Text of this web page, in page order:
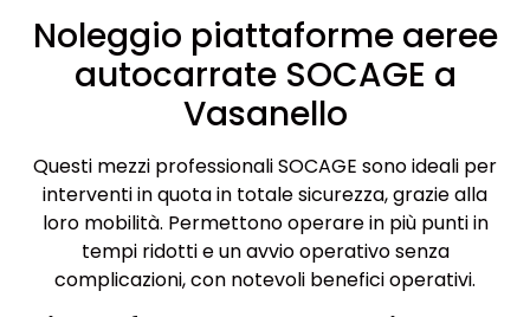
Noleggio piattaforme aeree
autocarrate SOCAGE a
Vasanello
Questi mezzi professionali SOCAGE sono ideali per
interventi in quota in totale sicurezza, grazie alla
loro mobilità. Permettono operare in più punti in
tempi ridotti e un avvio operativo senza
complicazioni, con notevoli benefici operativi.